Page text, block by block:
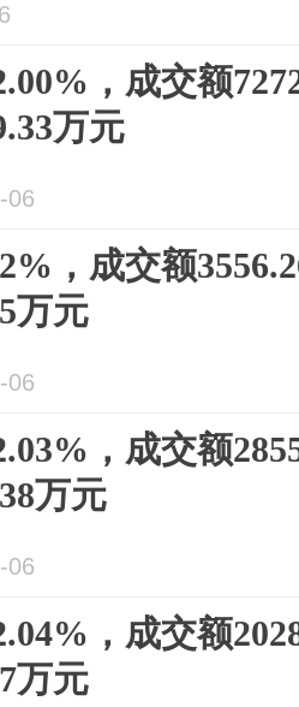
，成交额
万元
06
，成交额
万元
06
，成交额
万元
06
，成交额
万元